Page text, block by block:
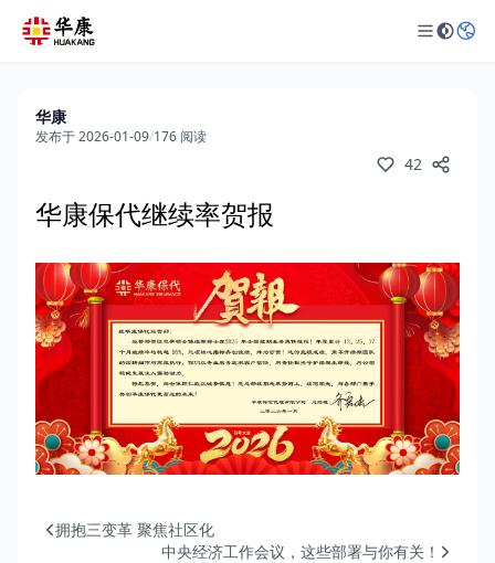
华康
发布于 2026-01-09/176 阅读
42
华康保代继续率贺报
拥抱三变革 聚焦社区化
中央经济工作会议，这些部署与你有关！